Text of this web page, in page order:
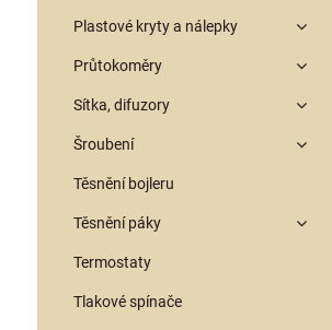
Plastové kryty a nálepky
Průtokoměry
Sítka, difuzory
Šroubení
Těsnění bojleru
Těsnění páky
Termostaty
Tlakové spínače